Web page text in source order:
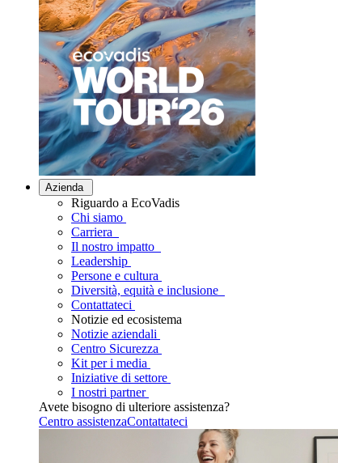
Azienda
Riguardo a EcoVadis
Chi siamo
Carriera
Il nostro impatto
Leadership
Persone e cultura
Diversità, equità e inclusione
Contattateci
Notizie ed ecosistema
Notizie aziendali
Centro Sicurezza
Kit per i media
Iniziative di settore
I nostri partner
Avete bisogno di ulteriore assistenza?
Centro assistenzaContattateci